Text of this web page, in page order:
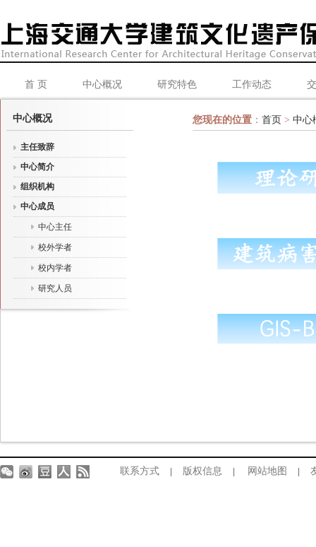
首 页 中心概况 研究特色 工作动态
中心概况
主任致辞
中心简介
组织机构
中心成员
中心主任
校外学者
校内学者
研究人员
您现在的位置 ： 首页 > 中心
联系方式 版权信息 网站地图